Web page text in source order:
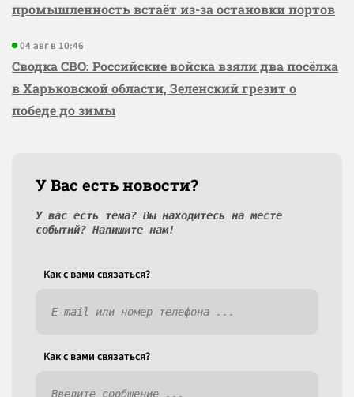
промышленность встаёт из-за остановки портов
04 авг в 10:46
Сводка СВО: Российские войска взяли два посёлка
в Харьковской области, Зеленский грезит о
победе до зимы
У Вас есть новости?
У вас есть тема? Вы находитесь на месте
событий? Напишите нам!
Как c вами связаться?
Как c вами связаться?